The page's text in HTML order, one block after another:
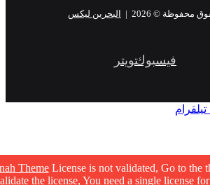
Theme License is not validated, Go to the
the license, You need a single license
محفوظة © 2026 | البحرين ليكس
فيسبوكتويتر
تيلقرام